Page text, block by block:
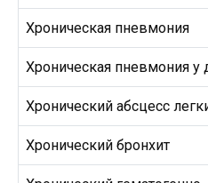
Хроническая пневмония
Хроническая пневмония у
Хронический абсцесс
Хронический бронхит